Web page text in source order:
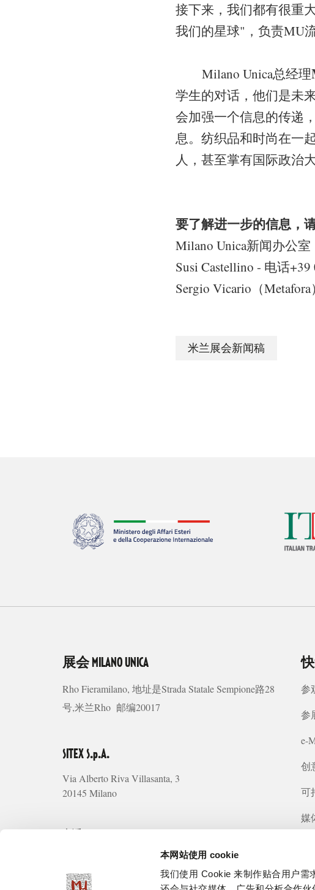
本网站使用 cookie
我们使用 Cookie 来制作贴合用户需
接下来，我们都有很重
我们的星球"，负责MU
Milano Unica总经理
学生的对话，他们是未
会加强一个信息的传递
息。纺织品和时尚在一
人，甚至掌有国际政治
要了解进一步的信息，
Milano Unica新闻办公室
Susi Castellino - 电话
Sergio Vicario（
米兰展会新闻稿
展会 MILANO UNICA
Rho Fieramilano, 地址是Strada Statale Sempione路28
号,米兰Rho 邮编20017
SITEX S.p.A.
Via Alberto Riva Villasanta, 3
20145 Milano
电话: +39 02 66101105
info@milanounica.it
参
参
e-
创
可
媒
关